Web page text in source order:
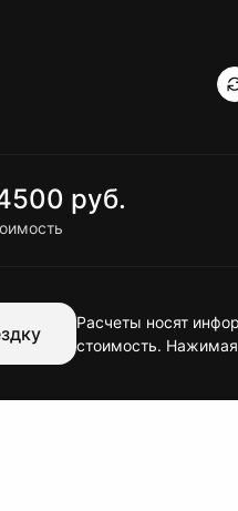
руб.
Расчеты носят
стоимость.